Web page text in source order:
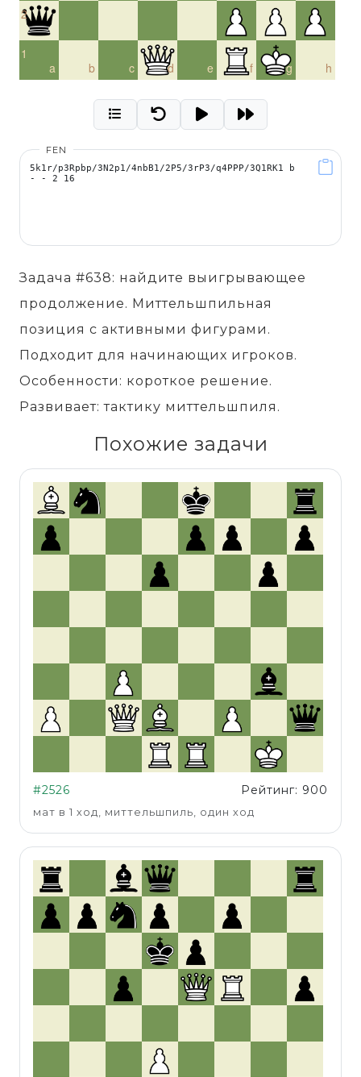
2
a
1
b
c d e f g h
FEN
Задача #638: найдите выигрывающее
продолжение. Миттельшпильная
позиция с активными фигурами.
Подходит для начинающих игроков.
Особенности: короткое решение.
Развивает: тактику миттельшпиля.
Похожие задачи
#2526 Рейтинг: 900
мат в 1 ход, миттельшпиль, один ход